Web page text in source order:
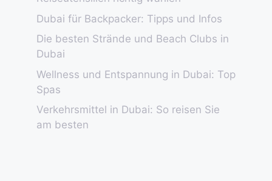
Dubai für Backpacker: Tipps und Infos
Die besten Strände und Beach Clubs in
Dubai
Wellness und Entspannung in Dubai: Top
Spas
Verkehrsmittel in Dubai: So reisen Sie
am besten